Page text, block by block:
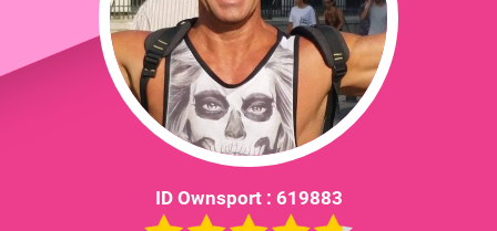
ID Ownsport : 619883